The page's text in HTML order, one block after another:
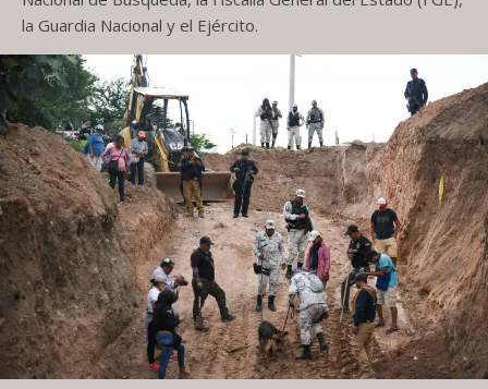
la Guardia Nacional y el Ejército.